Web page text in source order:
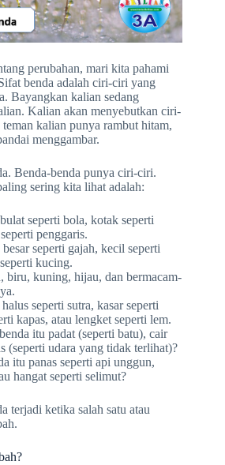
perubahan, mari kita pahami
benda adalah ciri-ciri yang
Bayangkan kalian sedang
Kalian akan menyebutkan ciri-
kalian punya rambut hitam,
menggambar.
Benda-benda punya ciri-ciri.
sering kita lihat adalah:
seperti bola, kotak seperti
penggaris.
seperti gajah, kecil seperti
kucing.
biru, kuning, hijau, dan bermacam-
seperti sutra, kasar seperti
kapas, atau lengket seperti lem.
itu padat (seperti batu), cair
(seperti udara yang tidak terlihat)?
itu panas seperti api unggun,
hangat seperti selimut?
terjadi ketika salah satu atau